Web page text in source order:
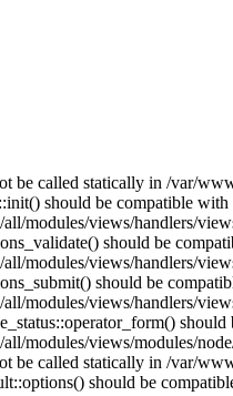
be called statically in /var/
should be compatible
modules/views/handlers/
should be
modules/views/handlers/
should be
modules/views/handlers/
modules/views/modules/
be called statically in /var/
should be